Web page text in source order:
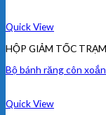
Quick View
HỘP GIẢM TỐC
Bộ bánh răng côn
Quick View